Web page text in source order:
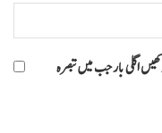
اگلی بار جب میں تبصرہ